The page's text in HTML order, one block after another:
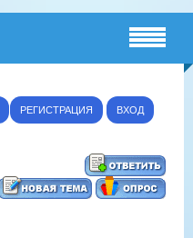
РЕГИСТРАЦИЯ ВХОД